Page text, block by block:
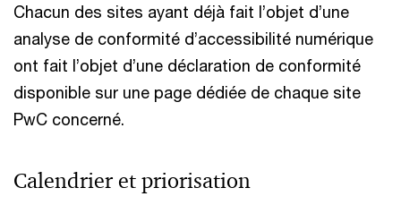
Chacun des sites ayant déjà fait l’objet d’une
analyse de conformité d’accessibilité numérique
ont fait l’objet d’une déclaration de conformité
disponible sur une page dédiée de chaque site
PwC concerné.
Calendrier et priorisation